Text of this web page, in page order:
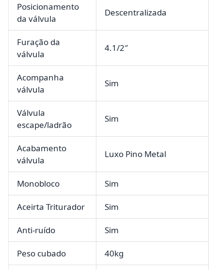
Posicionamento
da válvula
Descentralizada
Furação da
válvula
4.1/2″
Acompanha
válvula
Sim
Válvula
escape/ladrão
Sim
Acabamento
válvula
Luxo Pino Metal
Monobloco Sim
Aceirta Triturador Sim
Anti-ruído Sim
Peso cubado 40kg